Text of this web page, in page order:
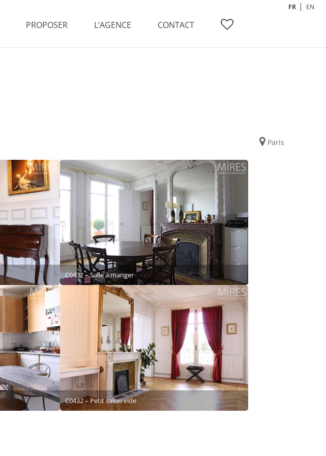
PROPOSER L’AGENCE CONTACT
FR EN
Paris
C0432 – Salle à manger
C0432 – Petit salon vide